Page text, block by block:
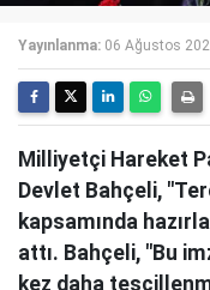
Yayınlanma: 06 Ağustos
Milliyetçi Hareket
Devlet Bahçeli,
kapsamında
attı. Bahçeli, "Bu
kez daha